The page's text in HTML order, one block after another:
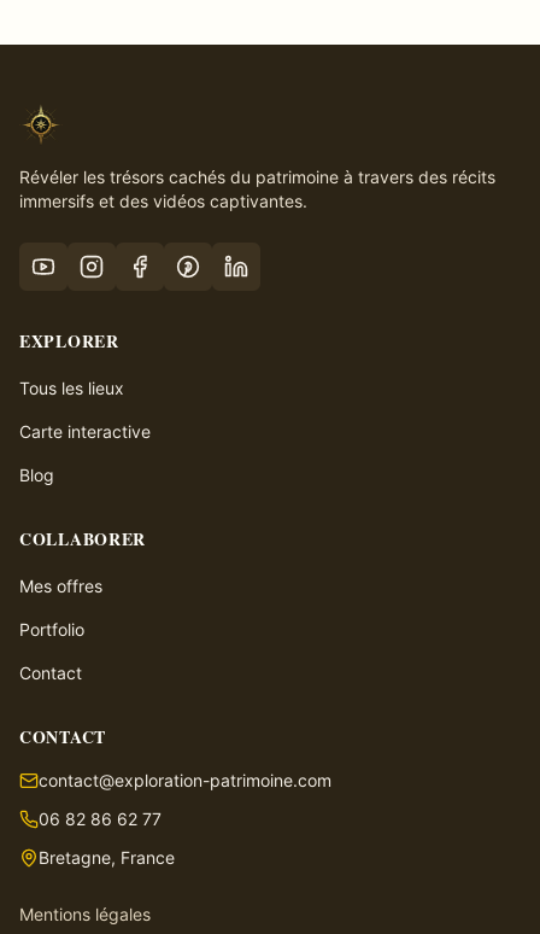
Révéler les trésors cachés du patrimoine à travers des récits
immersifs et des vidéos captivantes.
EXPLORER
Tous les lieux
Carte interactive
Blog
COLLABORER
Mes offres
Portfolio
Contact
CONTACT
contact@exploration-patrimoine.com
06 82 86 62 77
Bretagne, France
Mentions légales